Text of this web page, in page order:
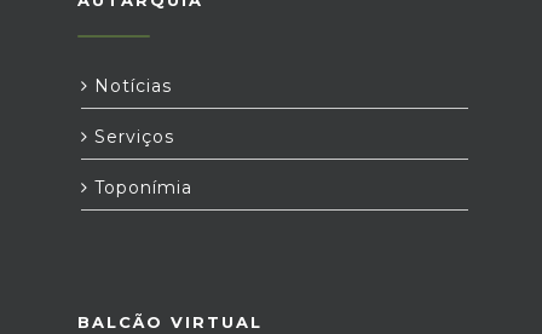
Notícias
Serviços
Toponímia
BALCÃO VIRTUAL